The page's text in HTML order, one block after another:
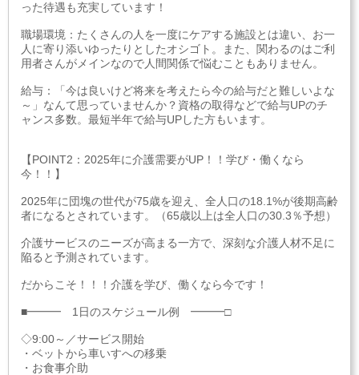
った待遇も充実しています！
職場環境：たくさんの人を一度にケアする施設とは違い、お一
人に寄り添いゆったりとしたオシゴト。また、関わるのはご利
用者さんがメインなので人間関係で悩むこともありません。
給与：「今は良いけど将来を考えたら今の給与だと難しいよな
～」なんて思っていませんか？資格の取得などで給与UPのチ
ャンス多数。最短半年で給与UPした方もいます。
【POINT2：2025年に介護需要がUP！！学び・働くなら
今！！】
2025年に団塊の世代が75歳を迎え、全人口の18.1%が後期高齢
者になるとされています。（65歳以上は全人口の30.3％予想）
介護サービスのニーズが高まる一方で、深刻な介護人材不足に
陥ると予測されています。
だからこそ！！！介護を学び、働くなら今です！
■━━━ 1日のスケジュール例 ━━━□
◇9:00～／サービス開始
・ベットから車いすへの移乗
・お食事介助